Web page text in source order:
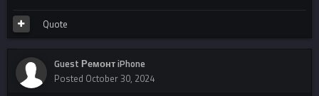
Quote
Guest Ремонт iPhone
Posted October 30, 2024